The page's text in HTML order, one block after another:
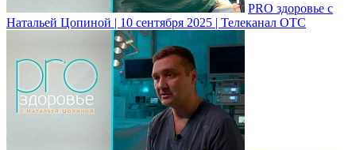
PRO здоровье с
Натальей Цопиной | 10 сентября 2025 | Телеканал ОТС